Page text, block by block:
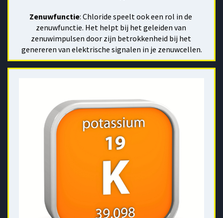
Zenuwfunctie: Chloride speelt ook een rol in de
zenuwfunctie. Het helpt bij het geleiden van
zenuwimpulsen door zijn betrokkenheid bij het
genereren van elektrische signalen in je zenuwcellen.